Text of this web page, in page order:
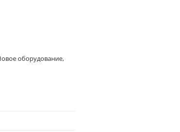
оборудование,